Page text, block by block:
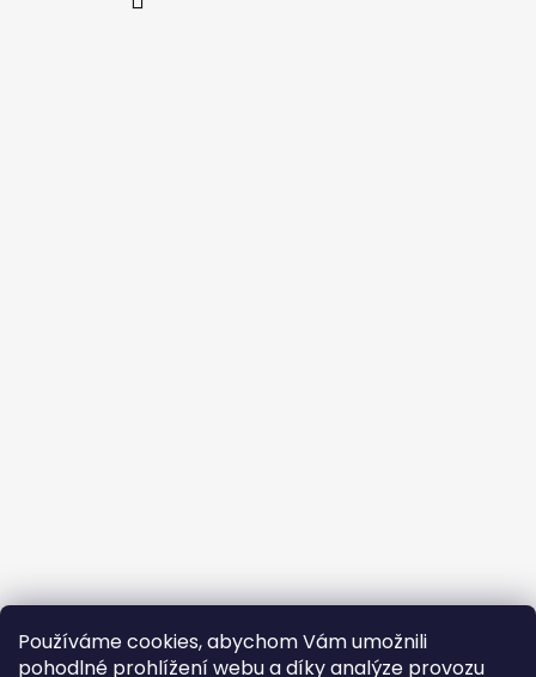
Používáme cookies, abychom Vám umožnili
pohodlné prohlížení webu a díky analýze provozu